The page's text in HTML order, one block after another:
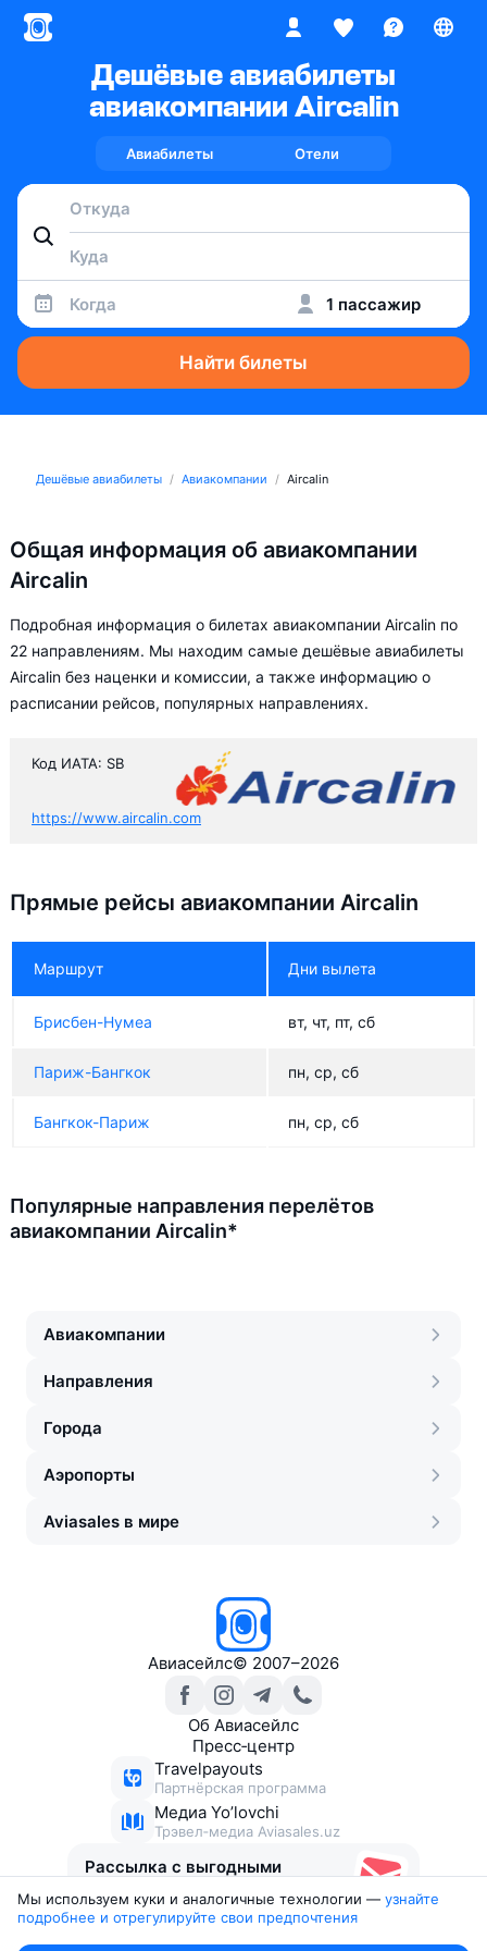
Дешёвые авиабилеты
авиакомпании Aircalin
Авиабилеты Отели
Когда 1 пассажир
Найти билеты
Дешёвые авиабилеты Авиакомпании Aircalin
Общая информация об авиакомпании
Aircalin
Подробная информация о билетах авиакомпании Aircalin по
22 направлениям. Мы находим самые дешёвые авиабилеты
Aircalin без наценки и комиссии, а также информацию о
расписании рейсов, популярных направлениях.
Код ИАТА: SB
https://www.aircalin.com
Прямые рейсы авиакомпании Aircalin
Маршрут Дни вылета
Брисбен-Нумеа вт, чт, пт, сб
Париж-Бангкок пн, ср, сб
Бангкок-Париж пн, ср, сб
Популярные направления перелётов
авиакомпании Aircalin*
Авиакомпании
Направления
Города
Аэропорты
Aviasales в мире
Авиасейлс© 2007–2026
Об Авиасейлс
Пресс‑центр
Travelpayouts
Партнёрская программа
Медиа Yo’lovchi
Трэвел‑медиа Aviasales.uz
Рассылка с выгодными
Мы используем куки и аналогичные технологии — узнайте
подробнее и отрегулируйте свои предпочтения